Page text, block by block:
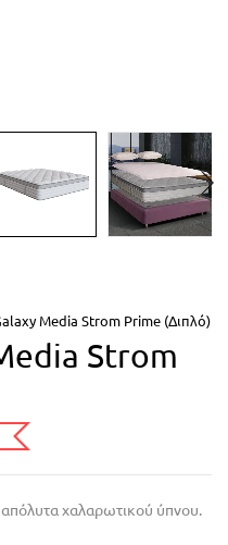
Media Strom Prime (Διπλό)
Strom
χαλαρωτικού ύπνου.